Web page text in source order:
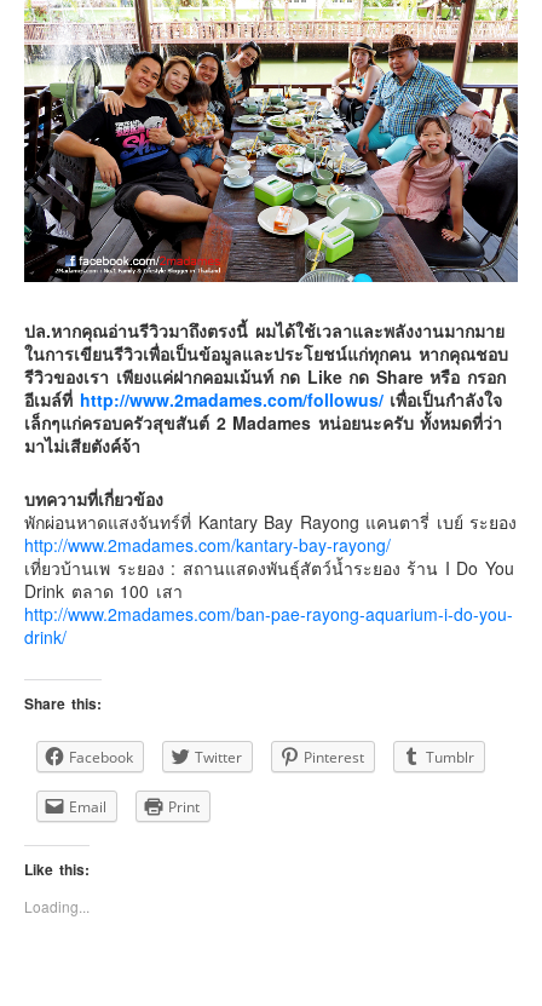
ปล.หากคุณอ่านรีวิวมาถึงตรงนี้ ผมได้ใช้เวลาและพลังงานมากมาย
ในการเขียนรีวิวเพื่อเป็นข้อมูลและประโยชน์แก่ทุกคน หากคุณชอบ
รีวิวของเรา เพียงแค่ฝากคอมเม้นท์ กด Like กด Share หรือ กรอก
อีเมล์ที่ http://www.2madames.com/followus/เพื่อเป็นกำลังใจ
เล็กๆแก่ครอบครัวสุขสันต์ 2 Madames หน่อยนะครับ ทั้งหมดที่ว่า
มาไม่เสียตังค์จ้า
บทความที่เกี่ยวข้อง
พักผ่อนหาดแสงจันทร์ที่ Kantary Bay Rayong แคนตารี่ เบย์ ระยอง
http://www.2madames.com/kantary-bay-rayong/
เที่ยวบ้านเพ ระยอง : สถานแสดงพันธุ์สัตว์น้ำระยอง ร้าน I Do You
Drink ตลาด 100 เสา
http://www.2madames.com/ban-pae-rayong-aquarium-i-do-you-
drink/
Share this:
Facebook Twitter Pinterest Tumblr
Email Print
Like this:
Loading...